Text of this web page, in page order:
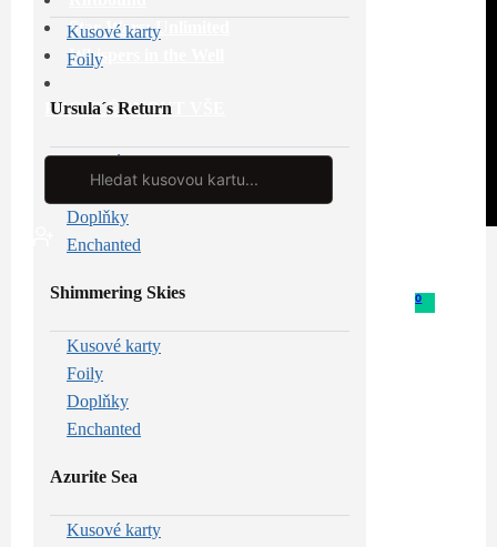
Star Wars: Unlimited
Whispers in the Well
PROHLÉDNOUT VŠE
Search
0
Kusové karty
Foily
Ursula´s Return
Kusové karty
Foily
Doplňky
Enchanted
Shimmering Skies
Kusové karty
Foily
Doplňky
Enchanted
Azurite Sea
Kusové karty